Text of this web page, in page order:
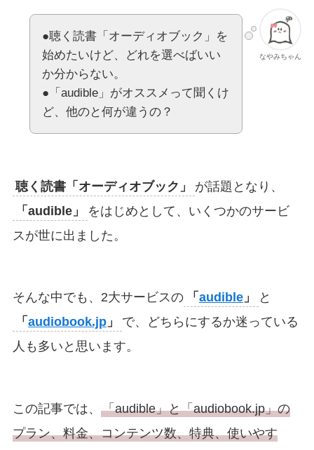
なやみちゃん
●聴く読書「オーディオブック」を
始めたいけど、どれを選べばいい
か分からない。
●「audible」がオススメって聞くけ
ど、他のと何が違うの？
聴く読書「オーディオブック」
が話題となり、
「 audible」
をはじめとして、いくつかのサービ
スが世に出ました。
そんな中でも、2大サービスの 「 audible」
と
「 audiobook.jp」
で、どちらにするか迷っている
人も多いと思います。
この記事では、 「audible」と「audiobook.jp」の
プラン、料金、コンテンツ数、特典、使いやす